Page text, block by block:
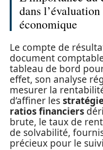
dans
économique
Le compte de
document
tableau de bord
effet, son analyse
mesurer la
d’affiner les
ratios financiers
brute, le taux de
de solvabilité,
précieux pour le